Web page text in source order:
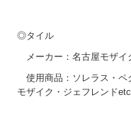
◎タイル
メーカー：名古屋モザイ
使用商品：ソレラス・ペ
モザイク・ジェフレンド